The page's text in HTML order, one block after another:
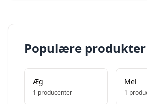
Populære produkter
Æg
1 producenter
Mel
1